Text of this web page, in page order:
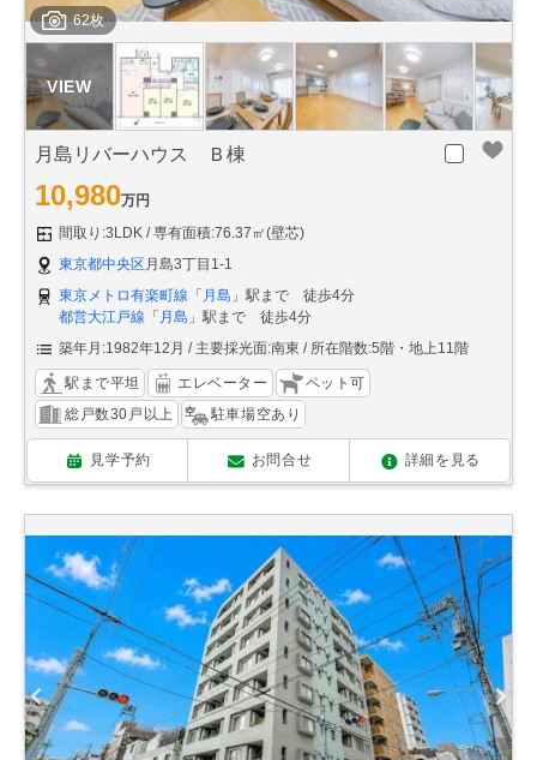
62枚
月島リバーハウス Ｂ棟
10,980万円
間取り:3LDK
専有面積:76.37㎡(壁芯)
東京都中央区 月島3丁目1-1
東京メトロ有楽町線 「 月島 」駅まで 徒歩4分
都営大江戸線 「 月島 」駅まで 徒歩4分
築年月:1982年12月
主要採光面:南東 所在階数:5階・地上11階
駅まで平坦 エレベーター
ペット可
総戸数30戸以上
駐車場空あり
見学予約 お問合せ 詳細を見る